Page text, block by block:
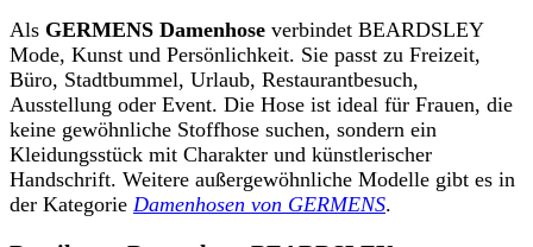
Als GERMENS Damenhose verbindet BEARDSLEY
Mode, Kunst und Persönlichkeit. Sie passt zu Freizeit,
Büro, Stadtbummel, Urlaub, Restaurantbesuch,
Ausstellung oder Event. Die Hose ist ideal für Frauen, die
keine gewöhnliche Stoffhose suchen, sondern ein
Kleidungsstück mit Charakter und künstlerischer
Handschrift. Weitere außergewöhnliche Modelle gibt es in
der Kategorie Damenhosen von GERMENS.